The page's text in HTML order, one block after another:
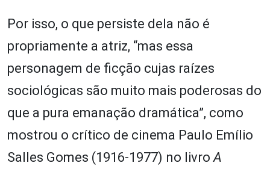
Por isso, o que persiste dela não é
propriamente a atriz, “mas essa
personagem de ficção cujas raízes
sociológicas são muito mais poderosas do
que a pura emanação dramática”, como
mostrou o crítico de cinema Paulo Emílio
Salles Gomes (1916-1977) no livroA